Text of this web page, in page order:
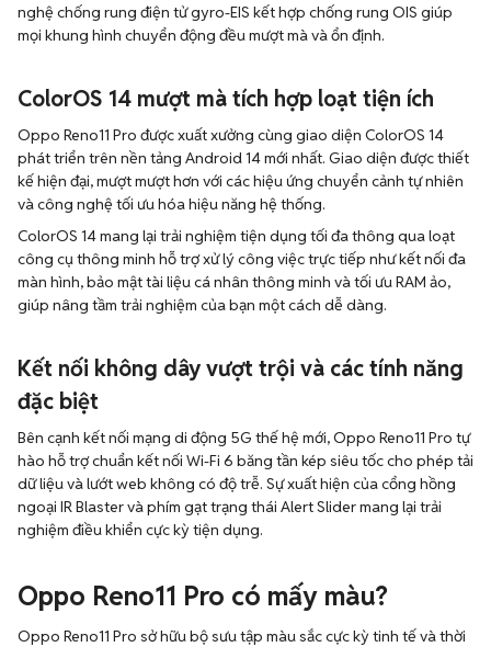
nghệ chống rung điện tử gyro-EIS kết hợp chống rung OIS giúp
mọi khung hình chuyển động đều mượt mà và ổn định.
ColorOS 14 mượt mà tích hợp loạt tiện ích
Oppo Reno11 Pro được xuất xưởng cùng giao diện ColorOS 14
phát triển trên nền tảng Android 14 mới nhất. Giao diện được thiết
kế hiện đại, mượt mượt hơn với các hiệu ứng chuyển cảnh tự nhiên
và công nghệ tối ưu hóa hiệu năng hệ thống.
ColorOS 14 mang lại trải nghiệm tiện dụng tối đa thông qua loạt
công cụ thông minh hỗ trợ xử lý công việc trực tiếp như kết nối đa
màn hình, bảo mật tài liệu cá nhân thông minh và tối ưu RAM ảo,
giúp nâng tầm trải nghiệm của bạn một cách dễ dàng.
Kết nối không dây vượt trội và các tính năng
đặc biệt
Bên cạnh kết nối mạng di động 5G thế hệ mới, Oppo Reno11 Pro tự
hào hỗ trợ chuẩn kết nối Wi-Fi 6 băng tần kép siêu tốc cho phép tải
dữ liệu và lướt web không có độ trễ. Sự xuất hiện của cổng hồng
ngoại IR Blaster và phím gạt trạng thái Alert Slider mang lại trải
nghiệm điều khiển cực kỳ tiện dụng.
Oppo Reno11 Pro có mấy màu?
Oppo Reno11 Pro sở hữu bộ sưu tập màu sắc cực kỳ tinh tế và thời